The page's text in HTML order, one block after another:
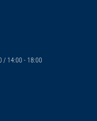
/ 14:00 - 18:00